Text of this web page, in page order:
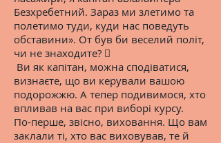
Безхребетний. Зараз ми злетимо та
полетимо туди, куди нас поведуть
обставини». От був би веселий політ,
чи не знаходите? 
Ви як капітан, можна сподіватися,
визнаєте, що ви керували вашою
подорожжю. А тепер подивимося, хто
впливав на вас при виборі курсу.
По-перше, звісно, виховання. Що вам
заклали ті, хто вас виховував, те й